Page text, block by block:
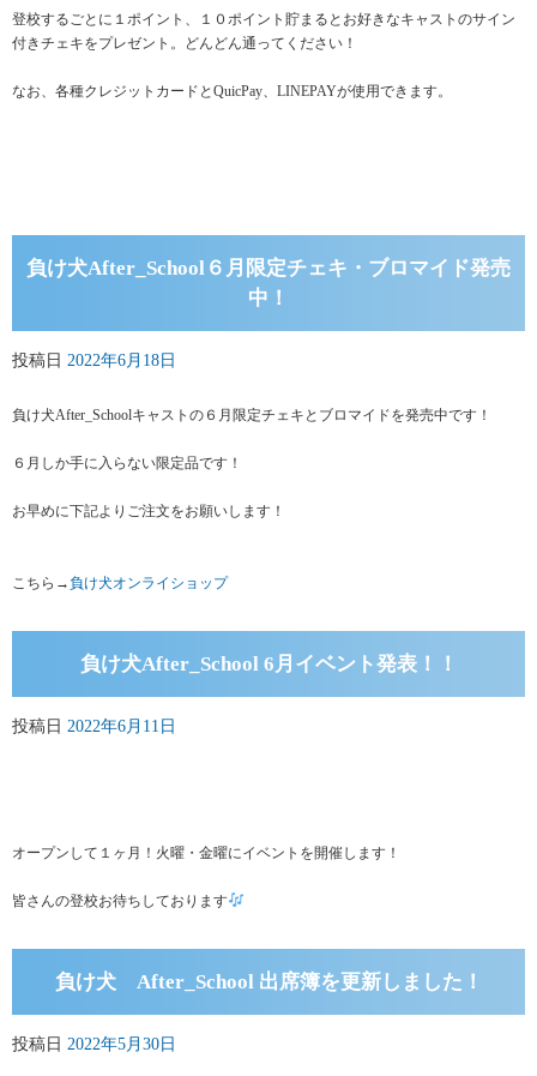
登校するごとに１ポイント、１０ポイント貯まるとお好きなキャストのサイン
付きチェキをプレゼント。どんどん通ってください！
なお、各種クレジットカードとQuicPay、LINEPAYが使用できます。
負け犬After_School６月限定チェキ・ブロマイド発売
中！
投稿日 2022年6月18日
負け犬After_Schoolキャストの６月限定チェキとブロマイドを発売中です！
６月しか手に入らない限定品です！
お早めに下記よりご注文をお願いします！
こちら→ 負け犬オンライショップ
負け犬After_School 6月イベント発表！！
投稿日 2022年6月11日
オープンして１ヶ月！火曜・金曜にイベントを開催します！
皆さんの登校お待ちしております
負け犬 After_School 出席簿を更新しました！
投稿日 2022年5月30日